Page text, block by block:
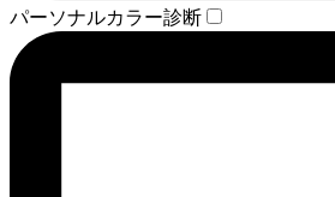
パーソナルカラー診断